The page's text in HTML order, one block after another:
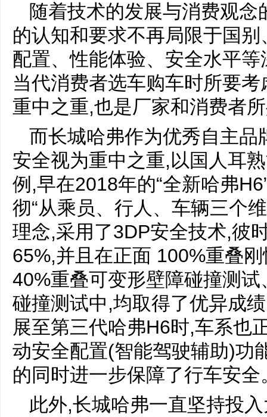
随着技术的发展与消费观
的认知和要求不再局限于国
配置、性能体验、安全水平
当代消费者选车购车时所要
重中之重,也是厂家和消费者
而长城哈弗作为优秀自主
安全视为重中之重,以国人耳
例,早在2018年的“全新哈弗
彻“从乘员、行人、车辆三个
理念,采用了3DP安全技术,彼
65%,并且在正面 100%重叠
40%重叠可变形壁障碰撞测
碰撞测试中,均取得了优异成
展至第三代哈弗H6时,车系也
动安全配置(智能驾驶辅助)功
的同时进一步保障了行车安全
此外,长城哈弗一直坚持投